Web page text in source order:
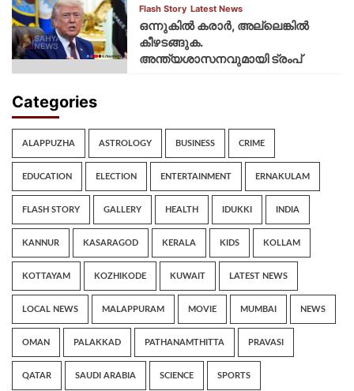
Flash Story Latest News
ഒന്നുകില്‍ കരാര്‍, അല്ലെങ്കില്‍
കീഴടങ്ങുക.
അന്ത്യശാസനവുമായി ട്രംപ്
Categories
ALAPPUZHA ASTROLOGY BUSINESS CRIME
EDUCATION ELECTION ENTERTAINMENT ERNAKULAM
FLASH STORY GALLERY HEALTH IDUKKI INDIA
KANNUR KASARAGOD KERALA KIDS KOLLAM
KOTTAYAM KOZHIKODE KUWAIT LATEST NEWS
LOCAL NEWS MALAPPURAM MOVIE MUMBAI NEWS
OMAN PALAKKAD PATHANAMTHITTA PRAVASI
QATAR SAUDI ARABIA SCIENCE SPORTS